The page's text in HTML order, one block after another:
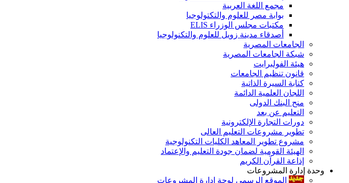
مجمع اللغة العربية
بوابة مصر للعلوم والتكتولوجيا
مكتبات مجلس الوزراء ELIS
أصدقاء مدينة زويل للعلوم والتكنولوجيا
الجامعات المصرية
شبكة الجامعات المصرية
هيئة الفولبرايت
قانون تنظيم الجامعات
كتابة السيرة الذاتية
اللجان العلمية الدائمة
منح البنك الدولى
التعليم عن بعد
دورات التجارة الإلكترونية
تطوير مشروعات التعليم العالى
مشروع تطوير المعاهد الكليات التكنولوجية
الهيئة القومية لضمان جودة التعليم والإعتماد
إذاعة القرآن الكريم
وحدة إدارة المشروعات
الموقع الرسمى لوحة إدارة المشروعات